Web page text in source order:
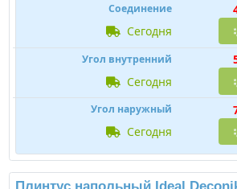
Соединение
сегодня
Угол внутренний
сегодня
Угол наружный
сегодня